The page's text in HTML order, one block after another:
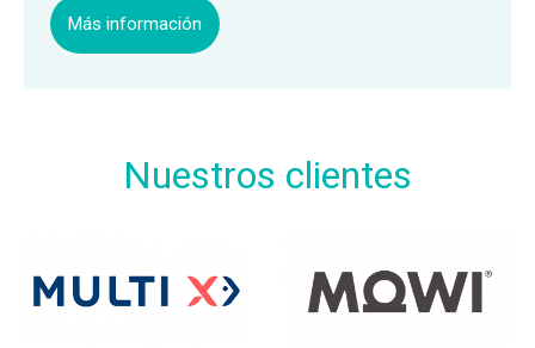
Más información
Nuestros clientes